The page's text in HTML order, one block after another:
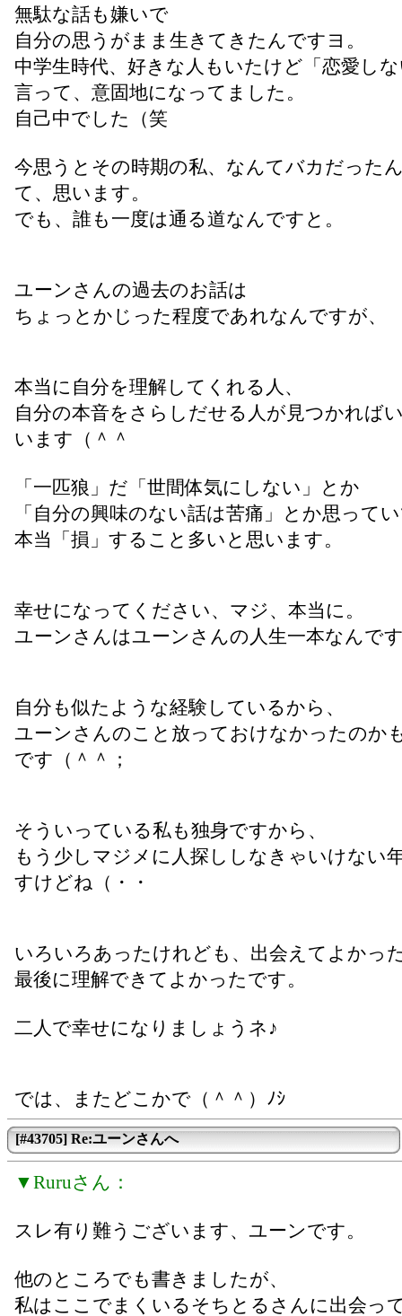
無駄な話も嫌いで
自分の思うがまま生きてきたんですヨ。
中学生時代、好きな人もいたけど「恋愛し
言って、意固地になってました。
自己中でした（笑
今思うとその時期の私、なんてバカだった
て、思います。
でも、誰も一度は通る道なんですと。
ユーンさんの過去のお話は
ちょっとかじった程度であれなんですが、
本当に自分を理解してくれる人、
自分の本音をさらしだせる人が見つかれば
います（＾＾
「一匹狼」だ「世間体気にしない」とか
「自分の興味のない話は苦痛」とか思って
本当「損」すること多いと思います。
幸せになってください、マジ、本当に。
ユーンさんはユーンさんの人生一本なんで
自分も似たような経験しているから、
ユーンさんのこと放っておけなかったのか
です（＾＾；
そういっている私も独身ですから、
もう少しマジメに人探ししなきゃいけない
すけどね（・・ゞ
いろいろあったけれども、出会えてよかっ
最後に理解できてよかったです。
二人で幸せになりましょうネ♪
では、またどこかで（＾＾）ﾉｼ
[#43705] Re:ユーンさんへ
▼Ruruさん：
スレ有り難うございます、ユーンです。
他のところでも書きましたが、
私はここでまくいるそちとるさんに出会っ